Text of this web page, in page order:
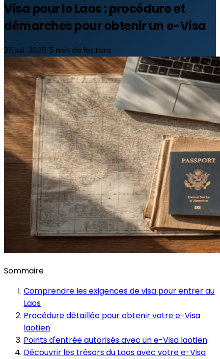
Visa pour le Laos : procédure et
démarches pour obtenir un e-Visa
25 juil. 2025 5 min de lecture
Sommaire
Comprendre les exigences de visa pour entrer au
Laos
Procédure détaillée pour obtenir votre e-Visa
laotien
Points d'entrée autorisés avec un e-Visa laotien
Découvrir les trésors du Laos avec votre e-Visa